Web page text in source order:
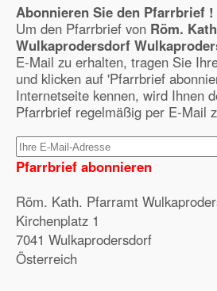
Abonnieren Sie den Pfarrbrief !
Um den Pfarrbrief von Röm.
Wulkaprodersdorf
E-Mail zu erhalten, tragen Sie
und klicken auf 'Pfarrbrief
Internetseite kennen, wird Ihnen
Pfarrbrief regelmäßig per E-Mail
Pfarrbrief abonnieren
Röm. Kath. Pfarramt
Kirchenplatz 1
7041 Wulkaprodersdorf
Österreich